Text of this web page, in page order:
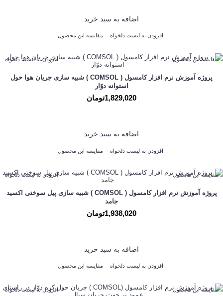
اضافه به سبد خرید
افزودن به لیست دلخواه مقایسه این محصول
افزودن به لیست دلخواه مقایسه این محصول
پروژه آموزش نرم افزار کامسول ( COMSOL ) شبیه سازی جریان هوا حول
استوانه دوّار
1,829,020تومان
اضافه به سبد خرید
افزودن به لیست دلخواه مقایسه این محصول
افزودن به لیست دلخواه مقایسه این محصول
پروژه آموزش نرم افزار کامسول ( COMSOL ) شبیه سازی پیل سوختی اکسید
جامد
1,938,020تومان
اضافه به سبد خرید
افزودن به لیست دلخواه مقایسه این محصول
افزودن به لیست دلخواه مقایسه این محصول